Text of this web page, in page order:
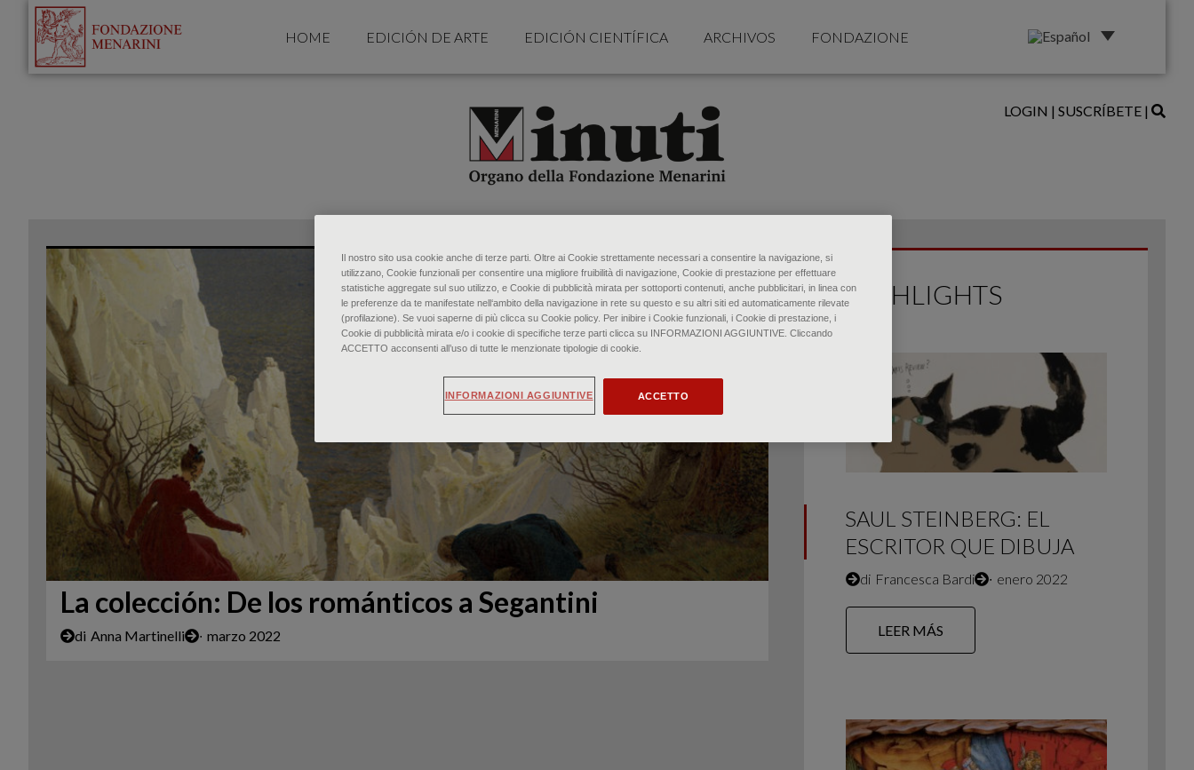
HOME EDICIÓN DE ARTE EDICIÓN CIENTÍFICA ARCHIVOS FONDAZIONE
LOGIN | SUSCRÍBETE|
La colección: De los románticos a Segantini
di Anna Martinelli ∙ marzo 2022
HIGHLIGHTS
SAUL STEINBERG: EL
ESCRITOR QUE DIBUJA
di Francesca Bardi ∙ enero 2022
LEER MÁS
Il nostro sito usa cookie anche di terze parti. Oltre ai Cookie strettamente necessari a consentire la navigazione, si
utilizzano, Cookie funzionali per consentire una migliore fruibilità di navigazione, Cookie di prestazione per effettuare
statistiche aggregate sul suo utilizzo, e Cookie di pubblicità mirata per sottoporti contenuti, anche pubblicitari, in linea con
le preferenze da te manifestate nell‘ambito della navigazione in rete su questo e su altri siti ed automaticamente rilevate
(profilazione). Se vuoi saperne di più clicca su Cookie policy. Per inibire i Cookie funzionali, i Cookie di prestazione, i
Cookie di pubblicità mirata e/o i cookie di specifiche terze parti clicca su INFORMAZIONI AGGIUNTIVE. Cliccando
ACCETTO acconsenti all’uso di tutte le menzionate tipologie di cookie.
ACCETTO
INFORMAZIONI AGGIUNTIVE